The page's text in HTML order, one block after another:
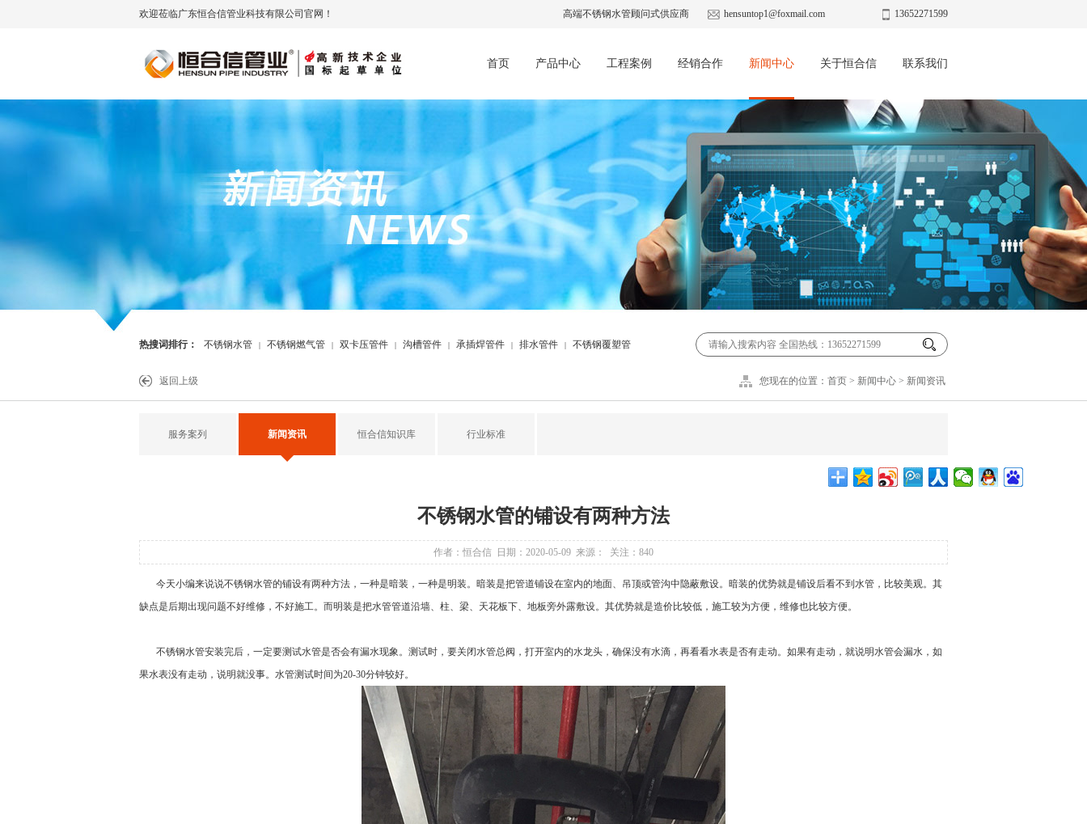
欢迎莅临广东恒合信管业科技有限公司官网！ 高端不锈钢水管顾问式供应商 hensuntop1@foxmail.com 13652271599
首页 产品中心 工程案例 经销合作 新闻中心 关于恒合信 联系我们
热搜词排行： 不锈钢水管 | 不锈钢燃气管 | 双卡压管件 | 沟槽管件 | 承插焊管件 | 排水管件 | 不锈钢覆塑管
返回上级 您现在的位置： 首页 > 新闻中心 > 新闻资讯
服务案列 新闻资讯 恒合信知识库 行业标准
不锈钢水管的铺设有两种方法
作者：恒合信 日期：2020-05-09 来源： 关注： 840
今天小编来说说不锈钢水管的铺设有两种方法，一种是暗装，一种是明装。暗装是把管道铺设在室内的地面、吊顶或管沟中隐蔽敷设。暗装的优势就是铺设后看不到水管，比较美观。其
缺点是后期出现问题不好维修，不好施工。而明装是把水管管道沿墙、柱、梁、天花板下、地板旁外露敷设。其优势就是造价比较低，施工较为方便，维修也比较方便。
不锈钢水管安装完后，一定要测试水管是否会有漏水现象。测试时，要关闭水管总阀，打开室内的水龙头，确保没有水滴，再看看水表是否有走动。如果有走动，就说明水管会漏水，如
果水表没有走动，说明就没事。水管测试时间为20-30分钟较好。